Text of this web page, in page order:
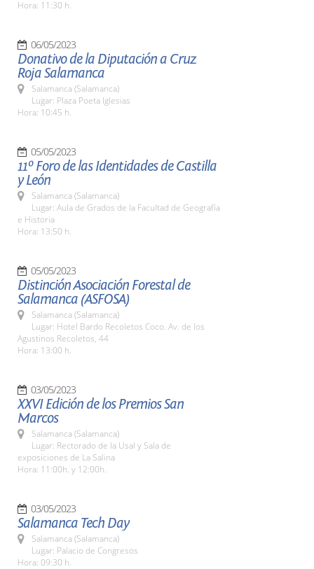
Hora: 11:30 h.
06/05/2023
Donativo de la Diputación a Cruz
Roja Salamanca
Salamanca (Salamanca)
Lugar: Plaza Poeta Iglesias
Hora: 10:45 h.
05/05/2023
11º Foro de las Identidades de Castilla
y León
Salamanca (Salamanca)
Lugar: Aula de Grados de la Facultad de Geografía
e Historia
Hora: 13:50 h.
05/05/2023
Distinción Asociación Forestal de
Salamanca (ASFOSA)
Salamanca (Salamanca)
Lugar: Hotel Bardo Recoletos Coco. Av. de los
Agustinos Recoletos, 44
Hora: 13:00 h.
03/05/2023
XXVI Edición de los Premios San
Marcos
Salamanca (Salamanca)
Lugar: Rectorado de la Usal y Sala de
exposiciones de La Salina
Hora: 11:00h. y 12:00h.
03/05/2023
Salamanca Tech Day
Salamanca (Salamanca)
Lugar: Palacio de Congresos
Hora: 09:30 h.